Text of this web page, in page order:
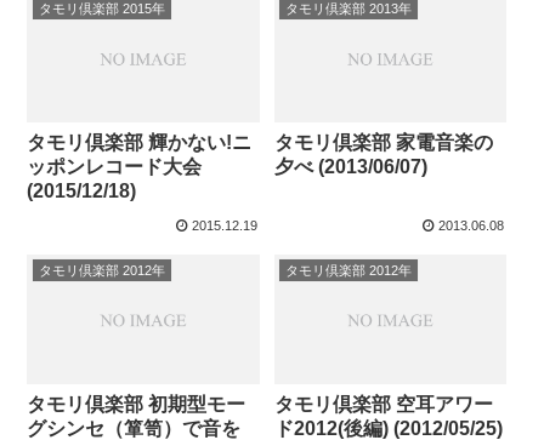
タモリ倶楽部 2015年
タモリ倶楽部 輝かない!ニ
ッポンレコード大会
(2015/12/18)
2015.12.19
タモリ倶楽部 2013年
タモリ倶楽部 家電音楽の
夕べ (2013/06/07)
2013.06.08
タモリ倶楽部 2012年
タモリ倶楽部 初期型モー
グシンセ（箪笥）で音を
タモリ倶楽部 2012年
タモリ倶楽部 空耳アワー
ド2012(後編) (2012/05/25)